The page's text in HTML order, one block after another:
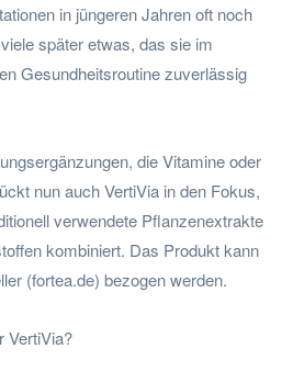
in jüngeren Jahren oft noch
später etwas, das sie im
Gesundheitsroutine zuverlässig
die Vitamine oder
nun auch VertiVia in den Fokus,
verwendete Pflanzenextrakte
kombiniert. Das Produkt kann
(fortea.de) bezogen werden.
VertiVia?